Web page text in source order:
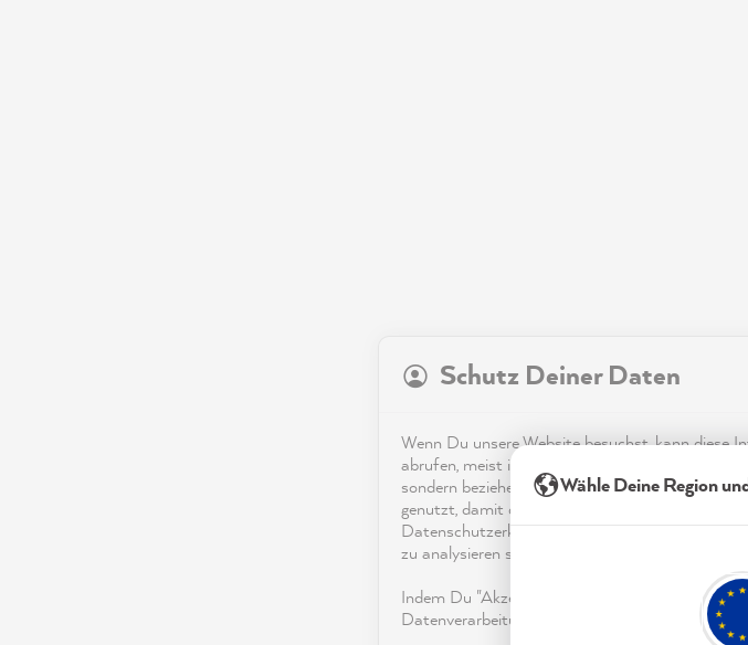
Schutz Deiner Daten
Wenn Du unsere Website besuchst, kann diese
abrufen, meist in Form von Cookies. Diese
sondern beziehen sich möglicherweise auf Dich,
genutzt, damit die Website wie erwartet
Datenschutzerklärung genannten Dienste
zu analysieren sowie Werbung zu betreiben und zu
Indem Du "Akzeptieren & Schließen" klickst,
Datenverarbeitungen freiwillig zu.
Wähle Deine Region